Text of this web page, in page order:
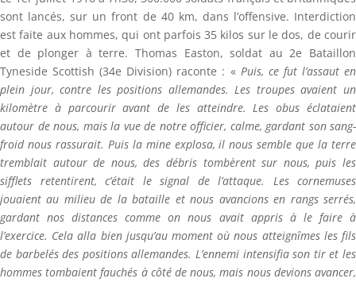
sont lancés, sur un front de 40 km, dans l’offensive. Interdiction
est faite aux hommes, qui ont parfois 35 kilos sur le dos, de courir
et de plonger à terre. Thomas Easton, soldat au 2e Bataillon
Tyneside Scottish (34e Division) raconte : « Puis, ce fut l’assaut en
plein jour, contre les positions allemandes. Les troupes avaient un
kilomètre à parcourir avant de les atteindre. Les obus éclataient
autour de nous, mais la vue de notre officier, calme, gardant son sang-
froid nous rassurait. Puis la mine explosa, il nous semble que la terre
tremblait autour de nous, des débris tombèrent sur nous, puis les
sifflets retentirent, c’était le signal de l’attaque. Les cornemuses
jouaient au milieu de la bataille et nous avancions en rangs serrés,
gardant nos distances comme on nous avait appris à le faire à
l’exercice. Cela alla bien jusqu’au moment où nous atteignîmes les fils
de barbelés des positions allemandes. L’ennemi intensifia son tir et les
hommes tombaient fauchés à côté de nous, mais nous devions avancer,